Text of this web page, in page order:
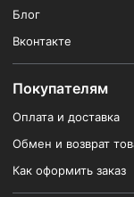
Блог
Вконтакте
Покупателям
Оплата и доставка
Обмен и возврат
Как оформить заказ